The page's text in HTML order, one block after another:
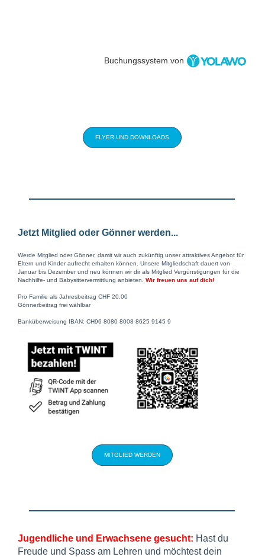
Buchungssystem von
FLYER UND DOWNLOADS
Jetzt Mitglied oder Gönner werden...
Werde Mitglied oder Gönner, damit wir auch zukünftig unser attraktives Angebot für
Eltern und Kinder aufrecht erhalten können. Unsere Mitgliedschaft dauert von
Januar bis Dezember und neu können wir dir als Mitglied Vergünstigungen für die
Nachhilfe- und Babysittervermittlung anbieten. Wir freuen uns auf dich!
Pro Familie als Jahresbeitrag CHF 20.00
Gönnerbeitrag frei wählbar
Banküberweisung IBAN: CH96 8080 8008 8625 9145 9
MITGLIED WERDEN
Jugendliche und Erwachsene gesucht: Hast du
Freude und Spass am Lehren und möchtest dein